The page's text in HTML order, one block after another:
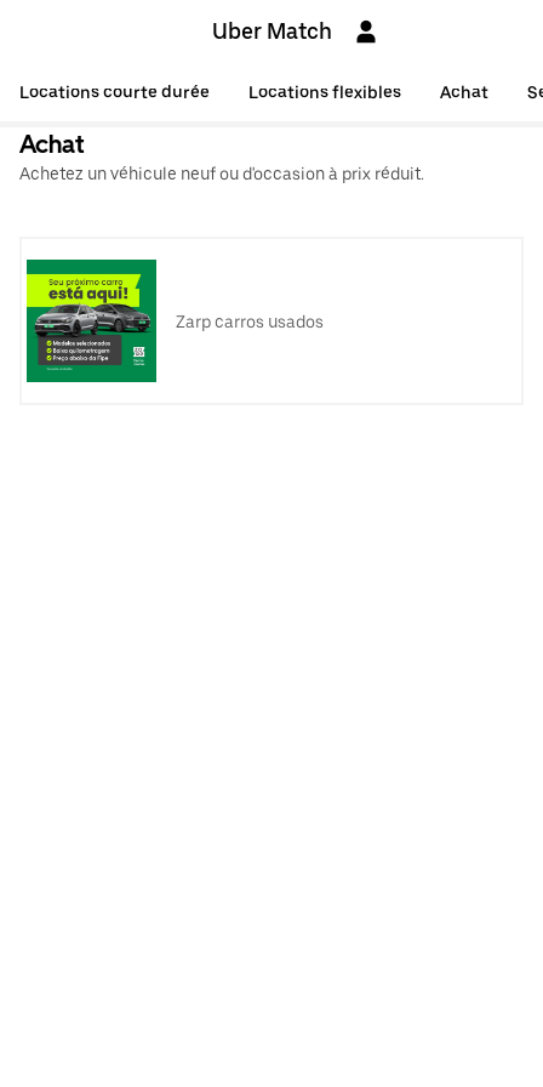
Uber Match
Locations courte durée Locations flexibles Achat
Achat
Achetez un véhicule neuf ou d'occasion à prix réduit.
Zarp carros usados